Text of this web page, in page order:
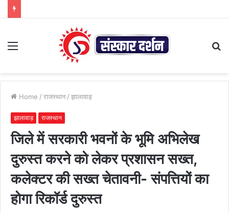
Menu
Home / राजस्थान / झालावाड़
झालावाड़ राजस्थान
जिले में सरकारी भवनों के भूमि अभिलेख
दुरुस्त करने को लेकर प्रशासन सख्त,
कलेक्टर की सख्त चेतावनी- संपत्तियों का
होगा रिकॉर्ड दुरुस्त